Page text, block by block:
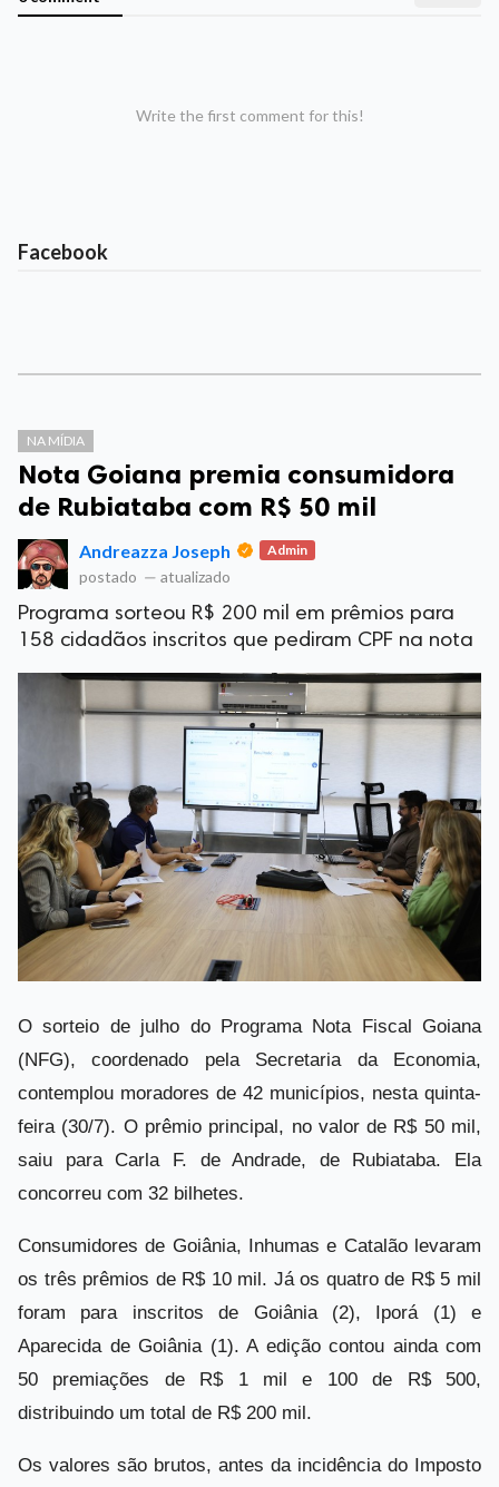
Write the first comment for this!
Facebook
NA MÍDIA
Nota Goiana premia consumidora
de Rubiataba com R$ 50 mil
Andreazza Joseph Admin
postado — atualizado
Programa sorteou R$ 200 mil em prêmios para
158 cidadãos inscritos que pediram CPF na nota
O sorteio de julho do Programa Nota Fiscal Goiana
(NFG), coordenado pela Secretaria da Economia,
contemplou moradores de 42 municípios, nesta quinta-
feira (30/7). O prêmio principal, no valor de R$ 50 mil,
saiu para Carla F. de Andrade, de Rubiataba. Ela
concorreu com 32 bilhetes.
Consumidores de Goiânia, Inhumas e Catalão levaram
os três prêmios de R$ 10 mil. Já os quatro de R$ 5 mil
foram para inscritos de Goiânia (2), Iporá (1) e
Aparecida de Goiânia (1). A edição contou ainda com
50 premiações de R$ 1 mil e 100 de R$ 500,
distribuindo um total de R$ 200 mil.
Os valores são brutos, antes da incidência do Imposto